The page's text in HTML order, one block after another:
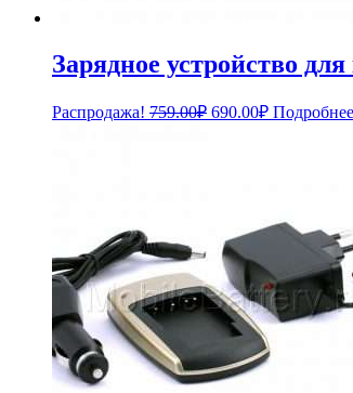
Зарядное устройство
Распродажа! 759.00₽ Первоначальная
690.00₽Текущая
Подробнее